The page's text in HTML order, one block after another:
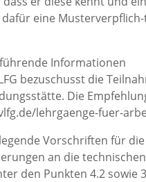
dafür eine
Informationen
bezuschusst die
Die
lehrgaenge-fuer-
Vorschriften für
an die
den Punkten 4.2 sowie